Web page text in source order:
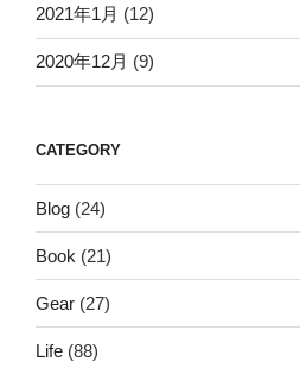
2021年1月 (12)
2020年12月 (9)
CATEGORY
Blog (24)
Book (21)
Gear (27)
Life (88)